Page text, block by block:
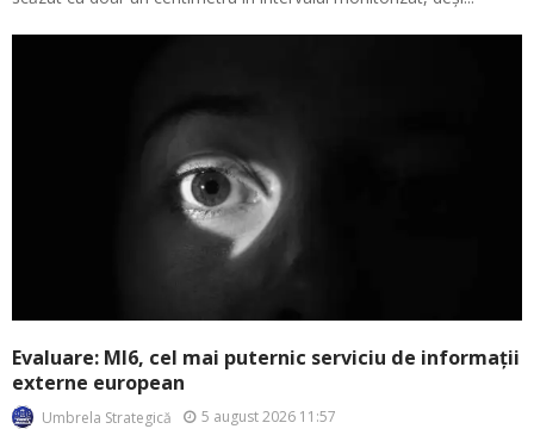
Evaluare: MI6, cel mai puternic serviciu de informații
externe european
Umbrela Strategică 5 august 2026 11:57